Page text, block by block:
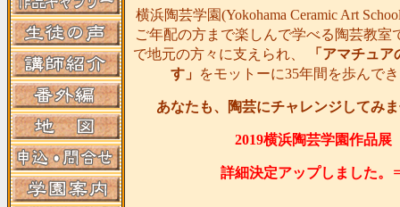
横浜陶芸学園(Yokohama Ceramic Art
ご年配の方まで楽しんで学べる陶芸教室
で地元の方々に支えられ、
「アマチュ
す」
をモットーに35年間を歩んで
あなたも、陶芸にチャレンジしてみ
2019横浜陶芸学園作品展
詳細決定アップしました